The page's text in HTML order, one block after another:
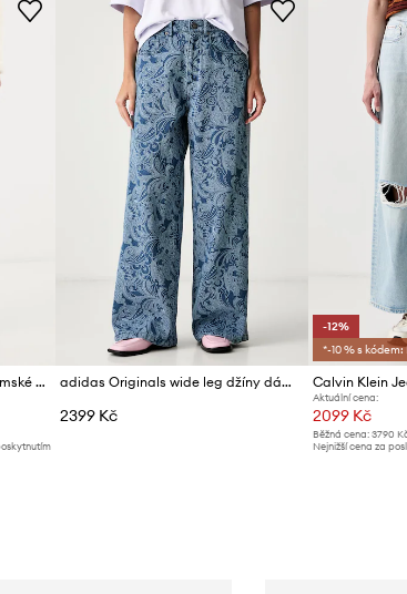
Rag & Bone wide leg džíny dámské Logan adidas Originals wide leg džíny dámské Liberty
2399 Kč
-12%
*-10 % s kódem:
Aktuální cena:
2099 Kč
Běžná cena: 3790
Nejnižší cena za